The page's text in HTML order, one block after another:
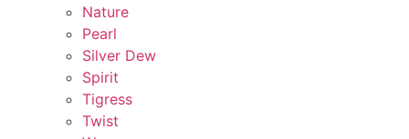
Nature
Pearl
Silver Dew
Spirit
Tigress
Twist